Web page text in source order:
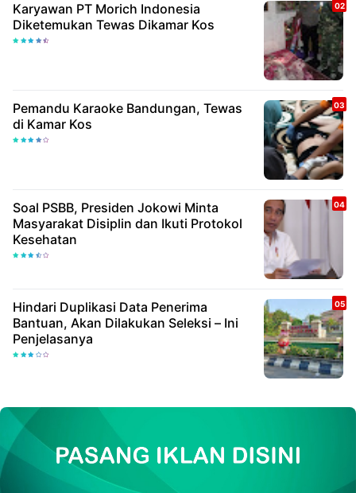
Karyawan PT Morich Indonesia
Diketemukan Tewas Dikamar Kos
Pemandu Karaoke Bandungan, Tewas
di Kamar Kos
Soal PSBB, Presiden Jokowi Minta
Masyarakat Disiplin dan Ikuti Protokol
Kesehatan
Hindari Duplikasi Data Penerima
Bantuan, Akan Dilakukan Seleksi – Ini
Penjelasanya